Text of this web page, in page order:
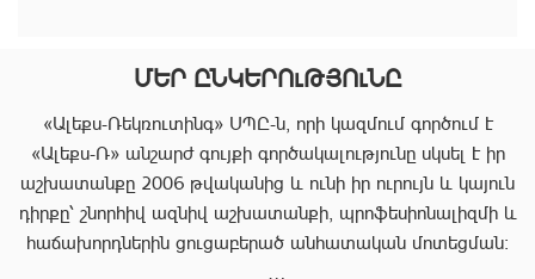
ՄԵՐ ԸՆԿԵՐՈւԹՅՈւՆԸ
«Ալեքս-Ռեկռուտինգ» ՍՊԸ-ն, որի կազմում գործում է
«Ալեքս-Ռ» անշարժ գույքի գործակալությունը սկսել է իր
աշխատանքը 2006 թվականից և ունի իր ուրույն և կայուն
դիրքը՝ շնորհիվ ազնիվ աշխատանքի, պրոֆեսիոնալիզմի և
հաճախորդներին ցուցաբերած անհատական մոտեցման: